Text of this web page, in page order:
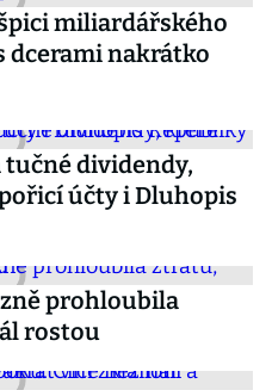
miliardářského
dcerami nakrátko
tučné dividendy,
účty i Dluhopis
prohloubila
rostou